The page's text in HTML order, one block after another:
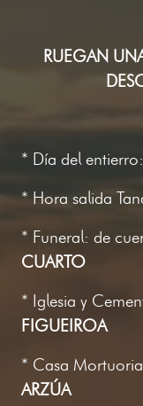
RUEGAN
* Día del
* Hora salida
* Funeral: de
CUARTO
* Iglesia y
FIGUEIROA
* Casa
ARZÚA